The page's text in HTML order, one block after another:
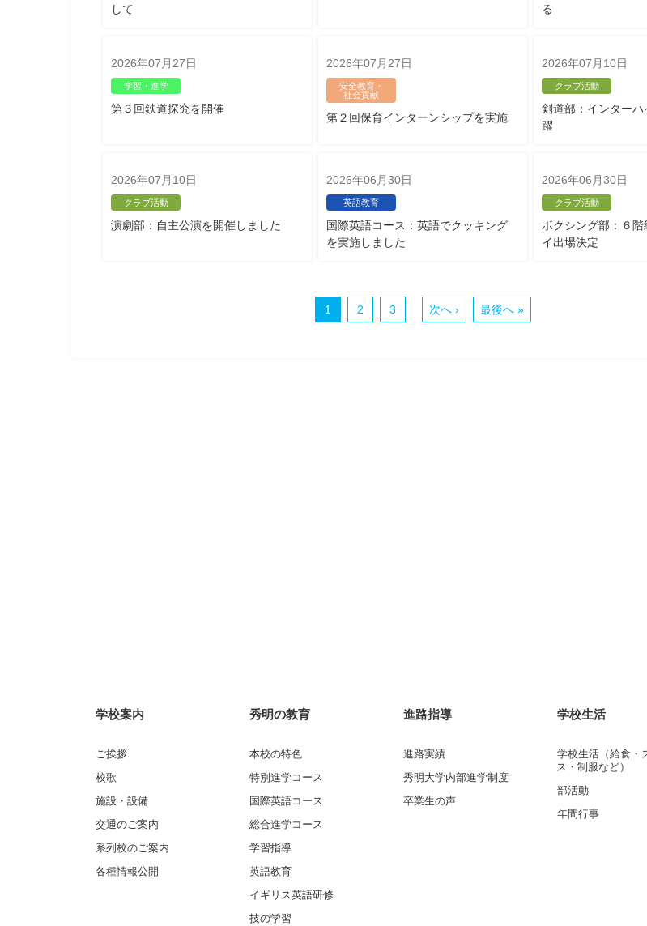
して
る
2026年07月27日
学習・進学
第３回鉄道探究を開催
2026年07月27日
安全教育・
社会貢献
第２回保育インターンシップを実施
2026年07月10日
クラブ活動
剣道部：インター
躍
2026年07月10日
クラブ活動
演劇部：自主公演を開催しました
2026年06月30日
英語教育
国際英語コース：英語でクッキング
を実施しました
2026年06月30日
クラブ活動
ボクシング部：６
イ出場決定
1 2 3 次へ › 最後へ »
学校案内
ご挨拶
校歌
施設・設備
交通のご案内
系列校のご案内
各種情報公開
秀明の教育
本校の特色
特別進学コース
国際英語コース
総合進学コース
学習指導
英語教育
イギリス英語研修
技の学習
進路指導
進路実績
秀明大学内部進学制度
卒業生の声
学校生活
学校生活（給食・
ス・制服など）
部活動
年間行事